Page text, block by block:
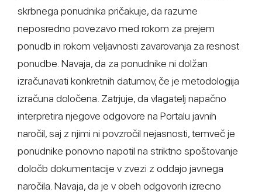
skrbnega ponudnika pričakuje, da razume
neposredno povezavo med rokom za prejem
ponudb in rokom veljavnosti zavarovanja za resnost
ponudbe. Navaja, da za ponudnike ni dolžan
izračunavati konkretnih datumov, če je metodologija
izračuna določena. Zatrjuje, da vlagatelj napačno
interpretira njegove odgovore na Portalu javnih
naročil, saj z njimi ni povzročil nejasnosti, temveč je
ponudnike ponovno napotil na striktno spoštovanje
določb dokumentacije v zvezi z oddajo javnega
naročila. Navaja, da je v obeh odgovorih izrecno